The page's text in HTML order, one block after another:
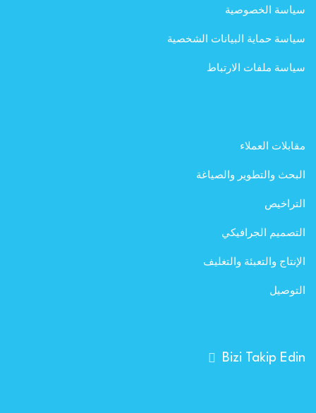
سياسة الخصوصية
سياسة حماية البيانات الشخصية
سياسة ملفات الارتباط
مقابلات العملاء
البحث والتطوير والصياغة
التراخيص
التصميم الجرافيكي
الإنتاج والتعبئة والتغليف
التوصيل
Bizi Takip Edin